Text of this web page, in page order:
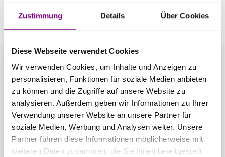
Zustimmung Details Über Cookies
Diese Webseite verwendet Cookies
Wir verwenden Cookies, um Inhalte und Anzeigen zu
personalisieren, Funktionen für soziale Medien anbieten
zu können und die Zugriffe auf unsere Website zu
analysieren. Außerdem geben wir Informationen zu Ihrer
Verwendung unserer Website an unsere Partner für
soziale Medien, Werbung und Analysen weiter. Unsere
Partner führen diese Informationen möglicherweise mit
weiteren Daten zusammen, die Sie ihnen bereitgestellt
THE POWER
OF SURFACE.